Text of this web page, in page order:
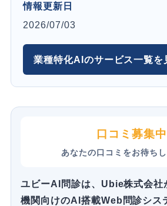
情報更新日
2026/07/03
業種特化AIのサービス一覧を
口コミ募集中
あなたの口コミをお待ち
ユビーAI問診は、Ubie株式会社
機関向けのAI搭載Web問診シス